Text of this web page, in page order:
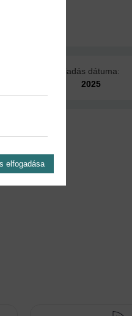
Kiadás dátuma:
2025
elfogadása